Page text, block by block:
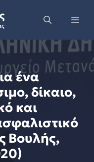
ένα
δίκαιο,
και
Βουλής,